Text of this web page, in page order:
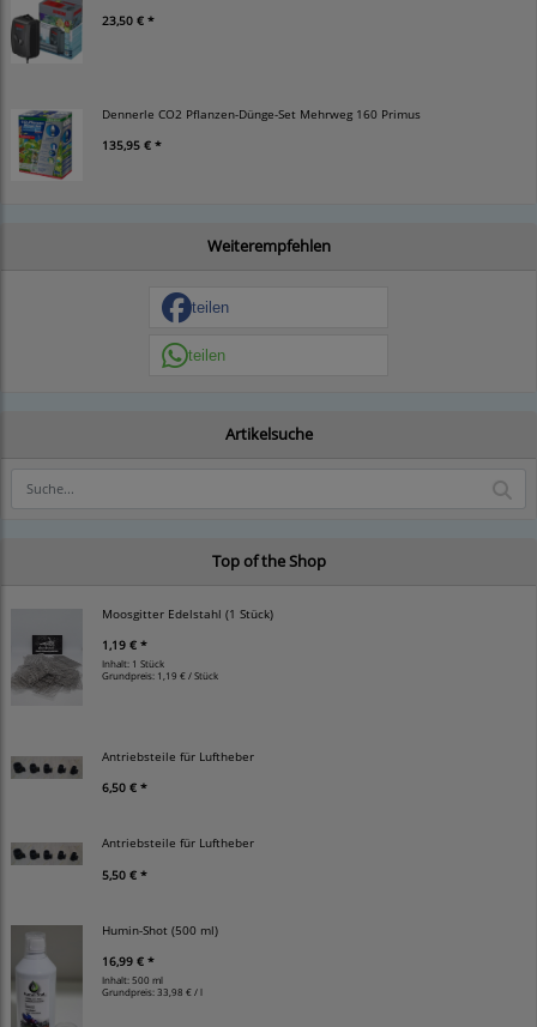
23,50 € *
Dennerle CO2 Pflanzen-Dünge-Set Mehrweg 160 Primus
135,95 € *
Weiterempfehlen
teilen
teilen
Artikelsuche
Top of the Shop
Moosgitter Edelstahl (1 Stück)
1,19 € *
Inhalt: 1 Stück
Grundpreis: 1,19 € / Stück
Antriebsteile für Luftheber
6,50 € *
Antriebsteile für Luftheber
5,50 € *
Humin-Shot (500 ml)
16,99 € *
Inhalt: 500 ml
Grundpreis:33,98 € / l